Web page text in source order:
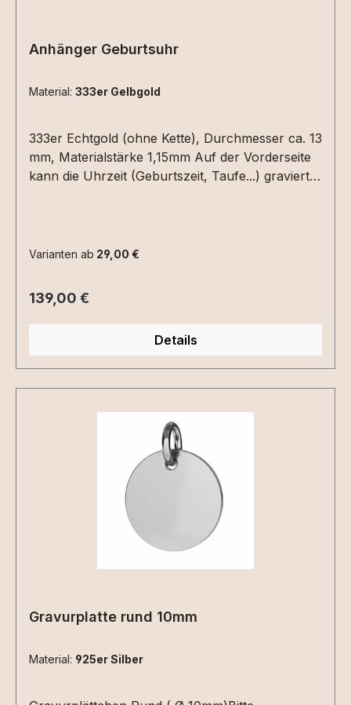
Anhänger Geburtsuhr
Material: 333er Gelbgold
333er Echtgold (ohne Kette), Durchmesser ca. 13
mm, Materialstärke 1,15mm Auf der Vorderseite
kann die Uhrzeit (Geburtszeit, Taufe...) graviert
Zeichen.Bitte die entsprechenden
Varianten ab 29,00 €
Regulärer Preis:
139,00 €
Details
Gravurplatte rund 10mm
Material: 925er Silber